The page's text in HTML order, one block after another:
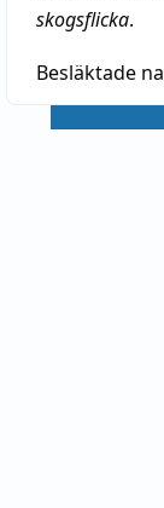
skogsflicka.
Besläktade